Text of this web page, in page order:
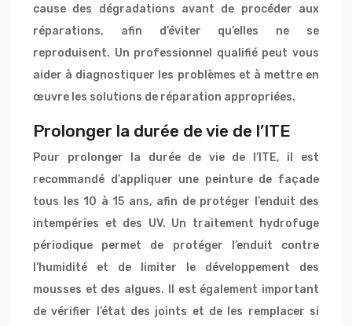
cause des dégradations avant de procéder aux
réparations, afin d’éviter qu’elles ne se
reproduisent. Un professionnel qualifié peut vous
aider à diagnostiquer les problèmes et à mettre en
œuvre les solutions de réparation appropriées.
Prolonger la durée de vie de l’ITE
Pour prolonger la durée de vie de l’ITE, il est
recommandé d’appliquer une peinture de façade
tous les 10 à 15 ans, afin de protéger l’enduit des
intempéries et des UV. Un traitement hydrofuge
périodique permet de protéger l’enduit contre
l’humidité et de limiter le développement des
mousses et des algues. Il est également important
de vérifier l’état des joints et de les remplacer si